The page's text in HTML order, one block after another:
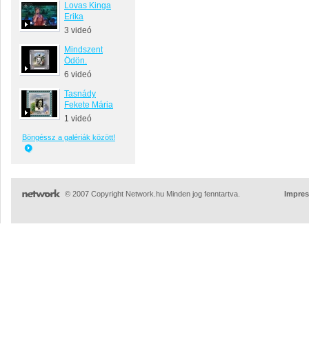
Lovas Kinga
Erika
3 videó
Mindszent
Ödön.
6 videó
Tasnády
Fekete Mária
1 videó
Böngéssz a galériák között!
© 2007 Copyright Network.hu Minden jog fenntartva.